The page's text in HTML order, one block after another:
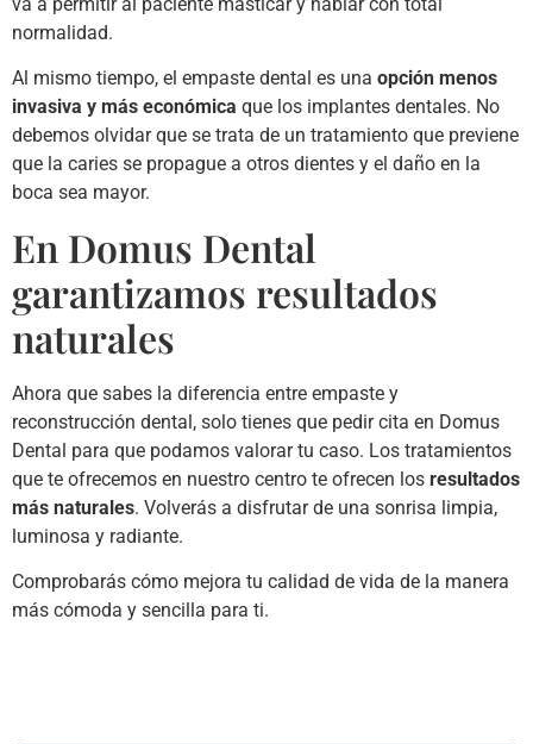
normalidad.
Al mismo tiempo, el empaste dental es una opción menos
invasiva y más económica que los implantes dentales. No
debemos olvidar que se trata de un tratamiento que previene
que la caries se propague a otros dientes y el daño en la
boca sea mayor.
En Domus Dental
garantizamos resultados
naturales
Ahora que sabes la diferencia entre empaste y
reconstrucción dental, solo tienes que pedir cita en Domus
Dental para que podamos valorar tu caso. Los tratamientos
que te ofrecemos en nuestro centro te ofrecen los resultados
más naturales. Volverás a disfrutar de una sonrisa limpia,
luminosa y radiante.
Comprobarás cómo mejora tu calidad de vida de la manera
más cómoda y sencilla para ti.